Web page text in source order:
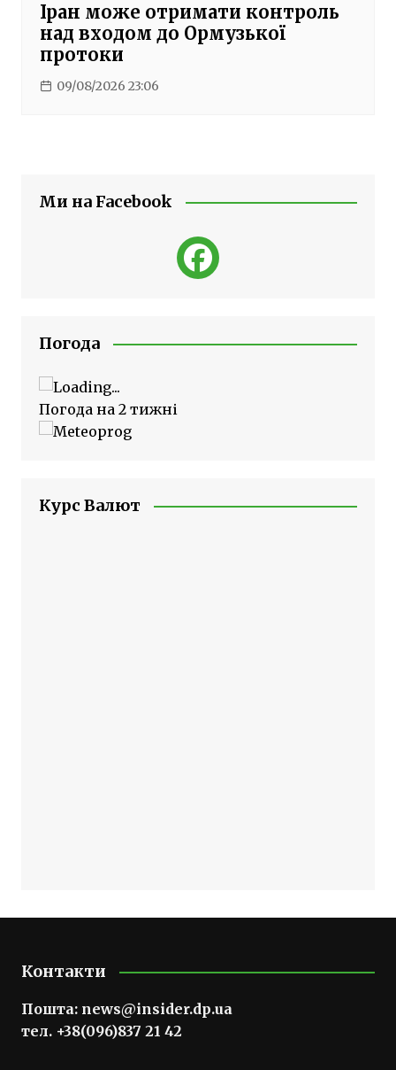
Іран може отримати контроль
над входом до Ормузької
протоки
09/08/2026 23:06
Ми на Facebook
Погода
Погода на 2 тижні
Курс Валют
Контакти
Пошта: news@insider.dp.ua
тел. +38(096)837 21 42